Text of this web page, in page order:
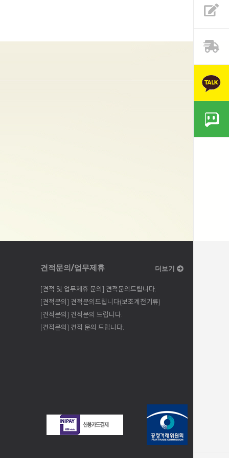
견적문의/업무제휴 더보기
[견적 및 업무제휴 문의] 견적문의드립니다.
[견적문의] 견적문의드립니다(보조계전기류)
[견적문의] 견적문의 드립니다.
[견적문의] 견적 문의 드립니다.